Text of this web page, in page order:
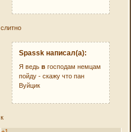
слитно
Spassk написал(а):
Я ведьв господам немцам
пойду - скажу что пан
Вуйцик
к